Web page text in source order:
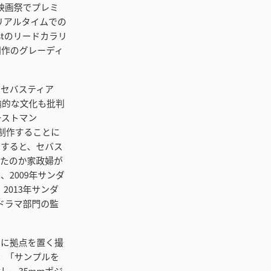
画祭でプレミ
ルタイムでの
リードカラリ
のグレーディ
バスティア
な文化も批判
トマン
作することに
ると、セバス
のか家政婦が
2009年サンダ
年サンダ
ラマ部門の監
拠点を置く撮
「サンプルを